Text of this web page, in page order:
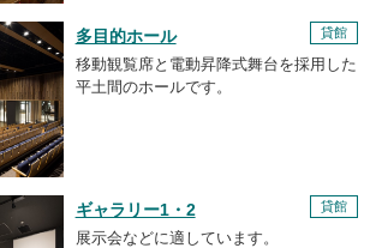
貸館
多目的ホール
移動観覧席と電動昇降式舞台を採用した
平土間のホールです。
貸館
ギャラリー1・2
展示会などに適しています。